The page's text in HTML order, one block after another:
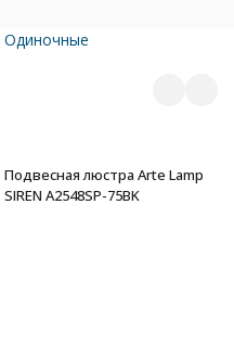
Одиночные
Подвесная люстра Arte Lamp
SIREN A2548SP-75BK